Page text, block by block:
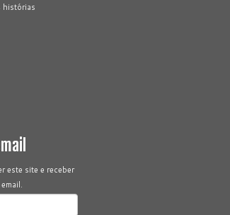
histórias
este site e receber